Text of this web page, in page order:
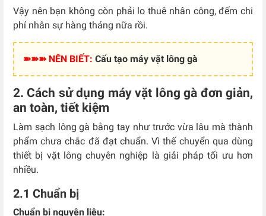
Vậy nên bạn không còn phải lo thuê nhân công, đếm chi
phí nhân sự hàng tháng nữa rồi.
➽➽➽ NÊN BIẾT: Cấu tạo máy vặt lông gà
2. Cách sử dụng máy vặt lông gà đơn giản,
an toàn, tiết kiệm
Làm sạch lông gà bằng tay như trước vừa lâu mà thành
phẩm chưa chắc đã đạt chuẩn. Vì thế chuyển qua dùng
thiết bị vặt lông chuyên nghiệp là giải pháp tối ưu hơn
nhiều.
2.1 Chuẩn bị
Chuẩn bị nguyên liệu: